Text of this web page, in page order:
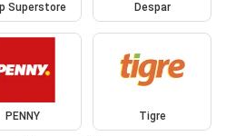
Superstore Despar
PENNY Tigre